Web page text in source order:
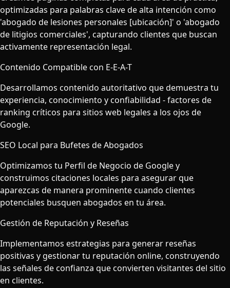
optimizadas para palabras clave de alta intención como
'abogado de lesiones personales [ubicación]' o 'abogado
de litigios comerciales', capturando clientes que buscan
activamente representación legal.
Contenido Compatible con E-E-A-T
Desarrollamos contenido autoritativo que demuestra tu
experiencia, conocimiento y confiabilidad - factores de
ranking críticos para sitios web legales a los ojos de
Google.
SEO Local para Bufetes de Abogados
Optimizamos tu Perfil de Negocio de Google y
construimos citaciones locales para asegurar que
aparezcas de manera prominente cuando clientes
potenciales busquen abogados en tu área.
Gestión de Reputación y Reseñas
Implementamos estrategias para generar reseñas
positivas y gestionar tu reputación online, construyendo
las señales de confianza que convierten visitantes del sitio
en clientes.